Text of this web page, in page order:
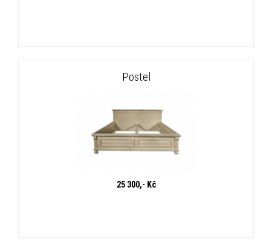
Postel
25 300,- Kč